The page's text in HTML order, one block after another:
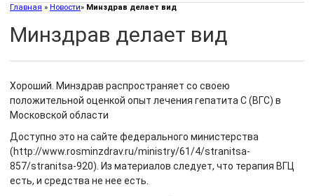
Главная » Новости» Минздрав делает вид
Минздрав делает вид
Хороший. Минздрав распространяет со своею
положительной оценкой опыт лечения гепатита С (ВГС) в
Московской области
Доступно это на сайте федерального министерства
(http://www.rosminzdrav.ru/ministry/61/4/stranitsa-
857/stranitsa-920). Из материалов следует, что терапия ВГЦ
есть, и средства не нее есть.